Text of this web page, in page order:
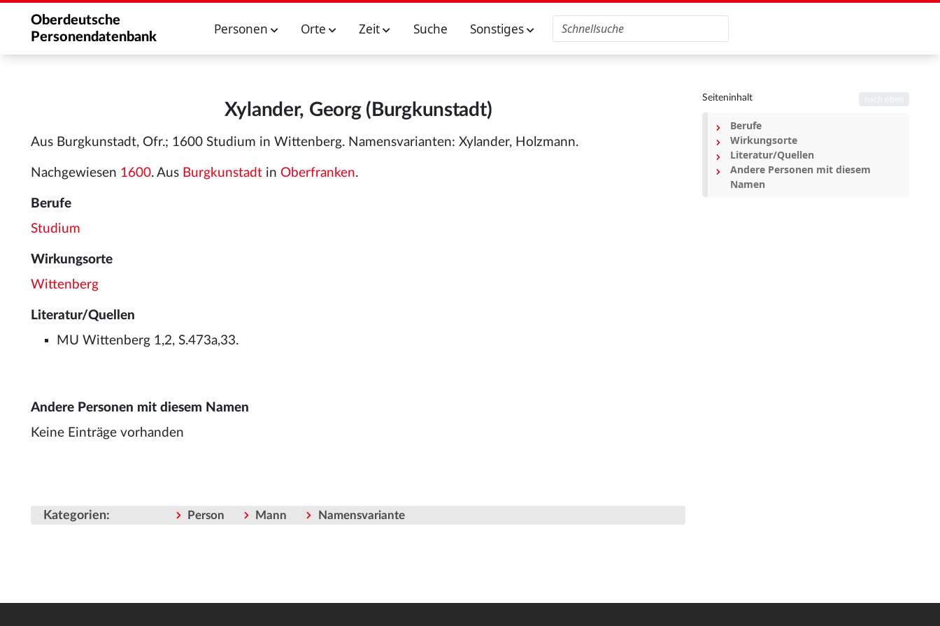
Oberdeutsche
Personendatenbank
Personen Orte Zeit Suche Sonstiges
Xylander, Georg (Burgkunstadt)
Aus Burgkunstadt, Ofr.; 1600 Studium in Wittenberg. Namensvarianten: Xylander, Holzmann.
Nachgewiesen 1600. Aus Burgkunstadt in Oberfranken.
Berufe
Studium
Wirkungsorte
Wittenberg
Literatur/Quellen
MU Wittenberg 1,2, S.473a,33.
Andere Personen mit diesem Namen
Keine Einträge vorhanden
Kategorien: Person Mann Namensvariante
Seiteninhalt
Berufe
Wirkungsorte
Literatur/Quellen
Andere Personen mit diesem
Namen